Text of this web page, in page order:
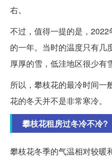
右。
不过，值得一提的是，
的一年。当时的温度只有几
厚厚的雪，低洼地区很少有
所以，攀枝花的最冷时间一
花的冬天并不是非常寒冷。
攀枝花租房过冬冷不冷?
攀枝花冬季的气温相对较暖